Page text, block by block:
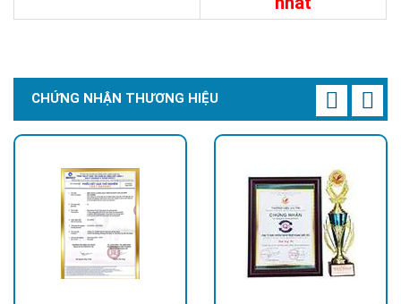
Chi Tiết Đặt Mua 32.394.000đ
CHỨNG NHẬN THƯƠNG HIỆU